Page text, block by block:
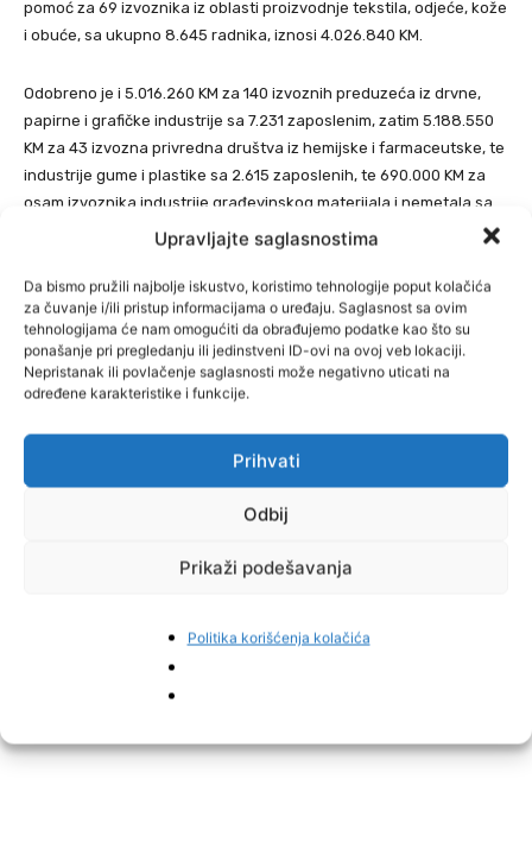
Upravljajte saglasnostima
Da bismo pružili najbolje iskustvo, koristimo tehnologije poput kolačića
za čuvanje i/ili pristup informacijama o uređaju. Saglasnost sa ovim
tehnologijama će nam omogućiti da obrađujemo podatke kao što su
ponašanje pri pregledanju ili jedinstveni ID-ovi na ovoj veb lokaciji.
Nepristanak ili povlačenje saglasnosti može negativno uticati na
određene karakteristike i funkcije.
Prihvati
Odbij
Prikaži podešavanja
Politika korišćenja kolačića
pomoć za 69 izvoznika iz oblasti proizvodnje tekstila, odjeće, kože
i obuće, sa ukupno 8.645 radnika, iznosi 4.026.840 KM.
Odobreno je i 5.016.260 KM za 140 izvoznih preduzeća iz drvne,
papirne i grafičke industrije sa 7.231 zaposlenim, zatim 5.188.550
KM za 43 izvozna privredna društva iz hemijske i farmaceutske, te
industrije gume i plastike sa 2.615 zaposlenih, te 690.000 KM za
osam izvoznika industrije građevinskog materijala i nemetala sa
Lista korisnika s visinom dodijeljenih sredstava nalazi seOVDJE.
Klix.ba